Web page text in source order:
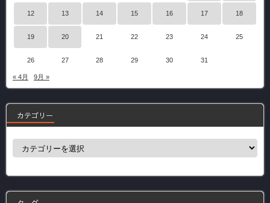
12 13 14 15 16 17 18
19 20 21 22 23 24 25
26 27 28 29 30 31
« 4月 9月 »
カテゴリー
カ
ー